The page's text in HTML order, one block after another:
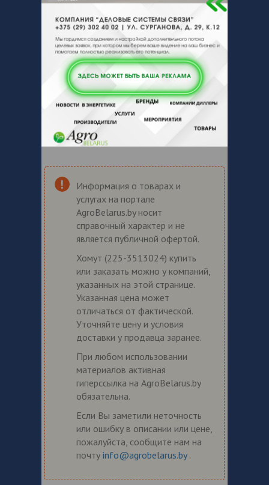
Информация о товарах и
услугах на портале
AgroBelarus.by носит
справочный характер и не
является публичной офертой.
Хомут (225-3513024) купить
или заказать можно у компаний,
указанных на этой странице.
Указанная цена может
отличаться от фактической.
Уточняйте цену и условия
доставки у продавца заранее.
При любом использовании
материалов активная
гиперссылка на AgroBelarus.by
обязательна.
Если Вы заметили неточность
или ошибку в описании или цене,
пожалуйста, сообщите нам на
почту info@agrobelarus.by .